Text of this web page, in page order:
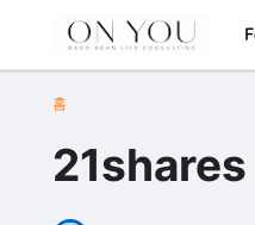
홈
21shares